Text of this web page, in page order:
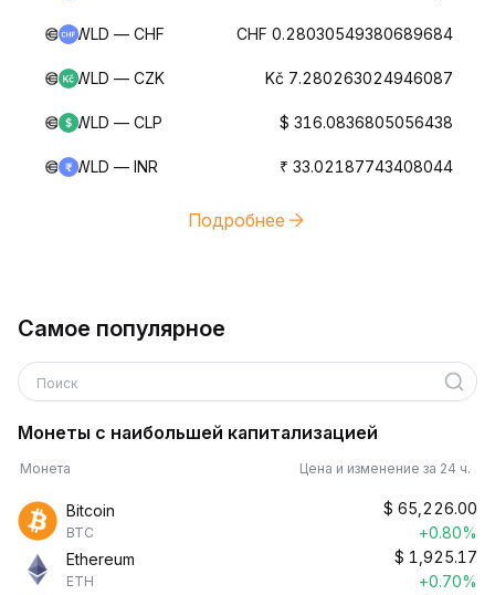
WLD — CHF CHF 0.28030549380689684
WLD — CZK Kč 7.280263024946087
WLD — CLP $ 316.0836805056438
WLD — INR ₹ 33.02187743408044
Подробнее
Самое популярное
Поиск
Монеты с наибольшей капитализацией
Монета Цена и изменение за 24 ч.
Bitcoin
BTC
$ 65,226.00
+0.80%
Ethereum
ETH
$ 1,925.17
+0.70%